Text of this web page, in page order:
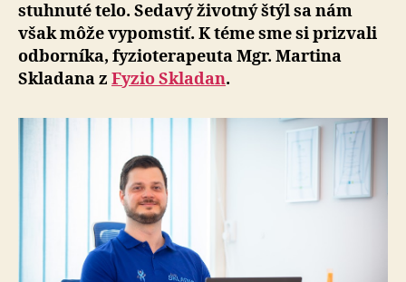
stuhnuté telo. Sedavý životný štýl sa nám
však môže vypomstiť. K téme sme si prizvali
odborníka, fyzioterapeuta Mgr. Martina
Skladana z Fyzio Skladan.